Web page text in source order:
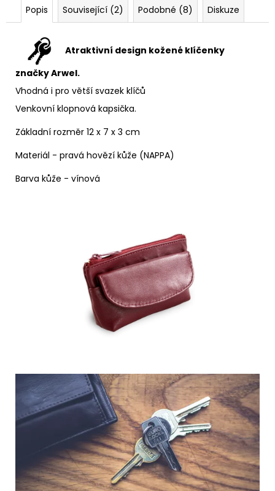
Popis Související (2) Podobné (8) Diskuze
Atraktivní design kožené klíčenky
značky Arwel.
Vhodná i pro větší svazek klíčů
Venkovní klopnová kapsička.
Základní rozměr 12 x 7 x 3 cm
Materiál - pravá hovězí kůže (NAPPA)
Barva kůže - vínová